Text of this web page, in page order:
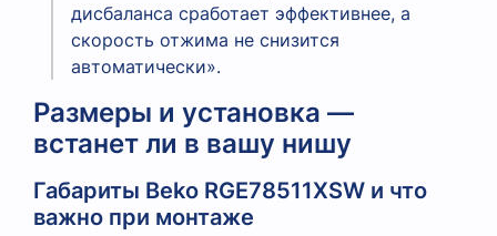
дисбаланса сработает эффективнее, а
скорость отжима не снизится
автоматически».
Размеры и установка —
встанет ли в вашу нишу
Габариты Beko RGE78511XSW и что
важно при монтаже